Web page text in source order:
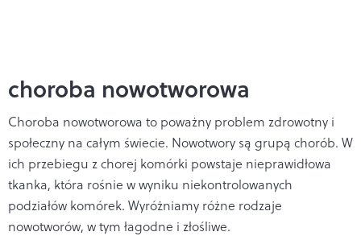
choroba nowotworowa
Choroba nowotworowa to poważny problem zdrowotny i
społeczny na całym świecie. Nowotwory są grupą chorób. W
ich przebiegu z chorej komórki powstaje nieprawidłowa
tkanka, która rośnie w wyniku niekontrolowanych
podziałów komórek. Wyróżniamy różne rodzaje
nowotworów, w tym łagodne i złośliwe.